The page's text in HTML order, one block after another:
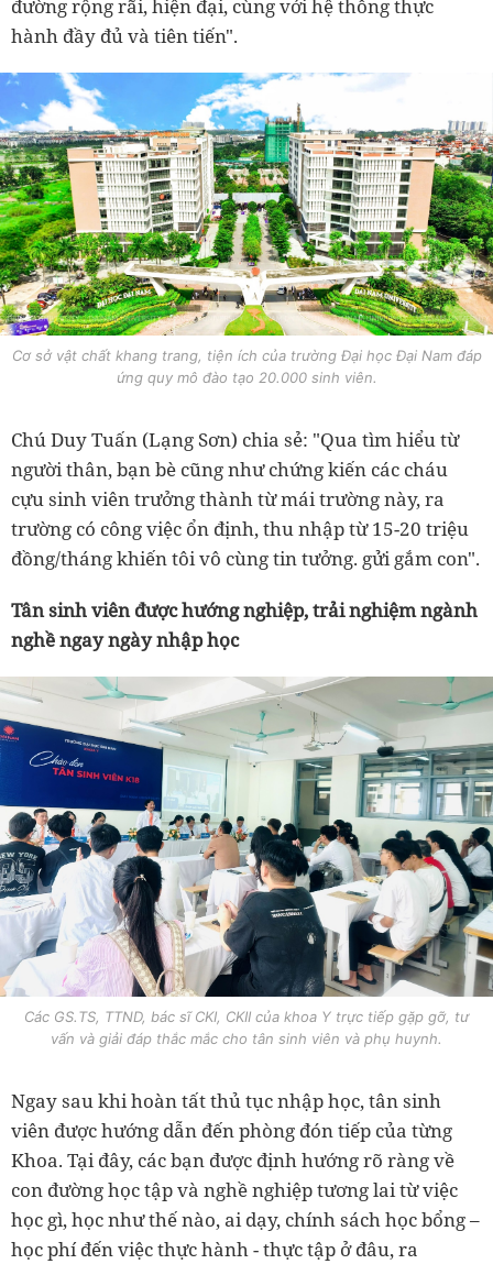
đường rộng rãi, hiện đại, cùng với hệ thống thực
hành đầy đủ và tiên tiến".
Cơ sở vật chất khang trang, tiện ích của trường Đại học Đại Nam đáp
ứng quy mô đào tạo 20.000 sinh viên.
Chú Duy Tuấn (Lạng Sơn) chia sẻ: "Qua tìm hiểu từ
người thân, bạn bè cũng như chứng kiến các cháu
cựu sinh viên trưởng thành từ mái trường này, ra
trường có công việc ổn định, thu nhập từ 15-20 triệu
đồng/tháng khiến tôi vô cùng tin tưởng. gửi gắm con".
Tân sinh viên được hướng nghiệp, trải nghiệm ngành
nghề ngay ngày nhập học
Các GS.TS, TTND, bác sĩ CKI, CKII của khoa Y trực tiếp gặp gỡ, tư
vấn và giải đáp thắc mắc cho tân sinh viên và phụ huynh.
Ngay sau khi hoàn tất thủ tục nhập học, tân sinh
viên được hướng dẫn đến phòng đón tiếp của từng
Khoa. Tại đây, các bạn được định hướng rõ ràng về
con đường học tập và nghề nghiệp tương lai từ việc
học gì, học như thế nào, ai dạy, chính sách học bổng –
học phí đến việc thực hành - thực tập ở đâu, ra